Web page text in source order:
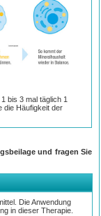
bis 3 mal täglich 1
die Häufigkeit der
bis zum 6.
12. Lebensjahr
Sie auch die
und fragen Sie
Die Anwendung
in dieser Therapie.